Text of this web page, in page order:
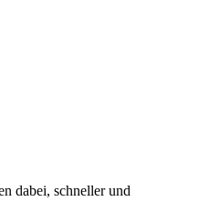
dabei, schneller und